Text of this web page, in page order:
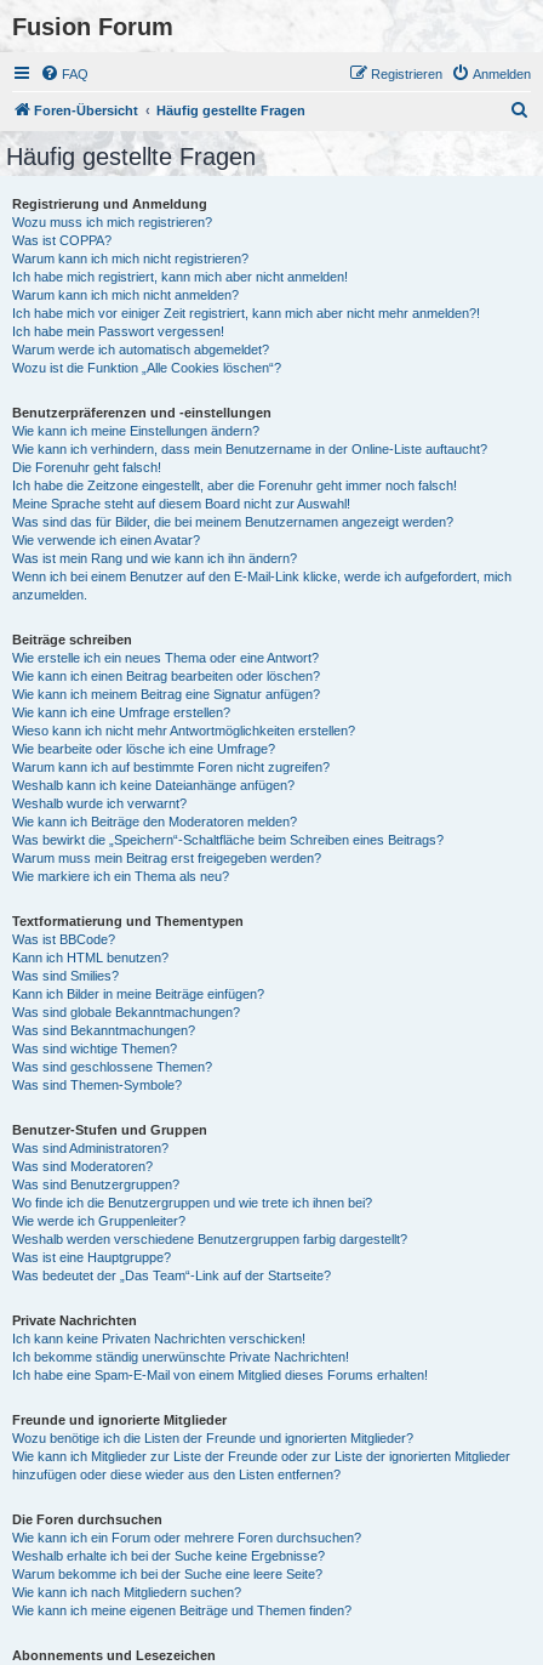
Fusion Forum
FAQ Anmelden
Registrieren
Foren-Übersicht Häufig gestellte Fragen
Häufig gestellte Fragen
Registrierung und Anmeldung
Wozu muss ich mich registrieren?
Was ist COPPA?
Warum kann ich mich nicht registrieren?
Ich habe mich registriert, kann mich aber nicht anmelden!
Warum kann ich mich nicht anmelden?
Ich habe mich vor einiger Zeit registriert, kann mich aber nicht mehr anmelden?!
Ich habe mein Passwort vergessen!
Warum werde ich automatisch abgemeldet?
Wozu ist die Funktion „Alle Cookies löschen“?
Benutzerpräferenzen und -einstellungen
Wie kann ich meine Einstellungen ändern?
Wie kann ich verhindern, dass mein Benutzername in der Online-Liste auftaucht?
Die Forenuhr geht falsch!
Ich habe die Zeitzone eingestellt, aber die Forenuhr geht immer noch falsch!
Meine Sprache steht auf diesem Board nicht zur Auswahl!
Was sind das für Bilder, die bei meinem Benutzernamen angezeigt werden?
Wie verwende ich einen Avatar?
Was ist mein Rang und wie kann ich ihn ändern?
Wenn ich bei einem Benutzer auf den E-Mail-Link klicke, werde ich aufgefordert, mich
anzumelden.
Beiträge schreiben
Wie erstelle ich ein neues Thema oder eine Antwort?
Wie kann ich einen Beitrag bearbeiten oder löschen?
Wie kann ich meinem Beitrag eine Signatur anfügen?
Wie kann ich eine Umfrage erstellen?
Wieso kann ich nicht mehr Antwortmöglichkeiten erstellen?
Wie bearbeite oder lösche ich eine Umfrage?
Warum kann ich auf bestimmte Foren nicht zugreifen?
Weshalb kann ich keine Dateianhänge anfügen?
Weshalb wurde ich verwarnt?
Wie kann ich Beiträge den Moderatoren melden?
Was bewirkt die „Speichern“-Schaltfläche beim Schreiben eines Beitrags?
Warum muss mein Beitrag erst freigegeben werden?
Wie markiere ich ein Thema als neu?
Textformatierung und Thementypen
Was ist BBCode?
Kann ich HTML benutzen?
Was sind Smilies?
Kann ich Bilder in meine Beiträge einfügen?
Was sind globale Bekanntmachungen?
Was sind Bekanntmachungen?
Was sind wichtige Themen?
Was sind geschlossene Themen?
Was sind Themen-Symbole?
Benutzer-Stufen und Gruppen
Was sind Administratoren?
Was sind Moderatoren?
Was sind Benutzergruppen?
Wo finde ich die Benutzergruppen und wie trete ich ihnen bei?
Wie werde ich Gruppenleiter?
Weshalb werden verschiedene Benutzergruppen farbig dargestellt?
Was ist eine Hauptgruppe?
Was bedeutet der „Das Team“-Link auf der Startseite?
Private Nachrichten
Ich kann keine Privaten Nachrichten verschicken!
Ich bekomme ständig unerwünschte Private Nachrichten!
Ich habe eine Spam-E-Mail von einem Mitglied dieses Forums erhalten!
Freunde und ignorierte Mitglieder
Wozu benötige ich die Listen der Freunde und ignorierten Mitglieder?
Wie kann ich Mitglieder zur Liste der Freunde oder zur Liste der ignorierten Mitglieder
hinzufügen oder diese wieder aus den Listen entfernen?
Die Foren durchsuchen
Wie kann ich ein Forum oder mehrere Foren durchsuchen?
Weshalb erhalte ich bei der Suche keine Ergebnisse?
Warum bekomme ich bei der Suche eine leere Seite?
Wie kann ich nach Mitgliedern suchen?
Wie kann ich meine eigenen Beiträge und Themen finden?
Abonnements und Lesezeichen